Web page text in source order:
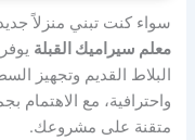
سواء كنت تبني منزلاً
معلم سيراميك القبلة
البلاط القديم وتجهيز
واحترافية، مع الاهتمام
متقنة على مشروعك.